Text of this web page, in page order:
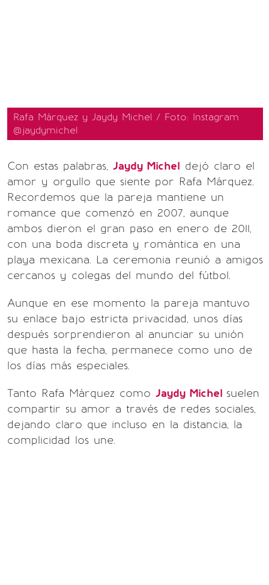
Rafa Márquez y Jaydy Michel / Foto: Instagram
@jaydymichel
Con estas palabras, Jaydy Michel dejó claro el
amor y orgullo que siente por Rafa Márquez.
Recordemos que la pareja mantiene un
romance que comenzó en 2007, aunque
ambos dieron el gran paso en enero de 2011,
con una boda discreta y romántica en una
playa mexicana. La ceremonia reunió a amigos
cercanos y colegas del mundo del fútbol.
Aunque en ese momento la pareja mantuvo
su enlace bajo estricta privacidad, unos días
después sorprendieron al anunciar su unión
que hasta la fecha, permanece como uno de
los días más especiales.
Tanto Rafa Márquez como Jaydy Michel suelen
compartir su amor a través de redes sociales,
dejando claro que incluso en la distancia, la
complicidad los une.